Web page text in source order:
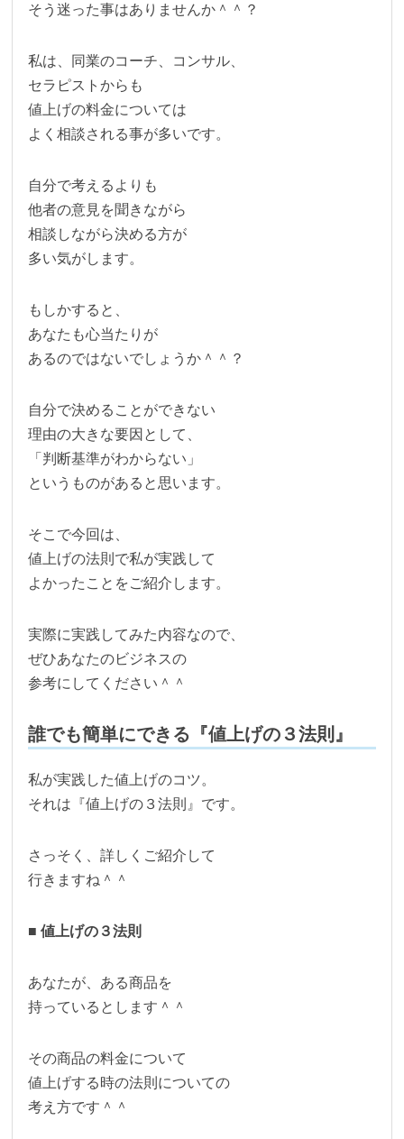
そう迷った事はありませんか＾＾？
私は、同業のコーチ、コンサル、
セラピストからも
値上げの料金については
よく相談される事が多いです。
自分で考えるよりも
他者の意見を聞きながら
相談しながら決める方が
多い気がします。
もしかすると、
あなたも心当たりが
あるのではないでしょうか＾＾？
自分で決めることができない
理由の大きな要因として、
「判断基準がわからない」
というものがあると思います。
そこで今回は、
値上げの法則で私が実践して
よかったことをご紹介します。
実際に実践してみた内容なので、
ぜひあなたのビジネスの
参考にしてください＾＾
誰でも簡単にできる『値上げの３法則』
私が実践した値上げのコツ。
それは『値上げの３法則』です。
さっそく、詳しくご紹介して
行きますね＾＾
■ 値上げの３法則
あなたが、ある商品を
持っているとします＾＾
その商品の料金について
値上げする時の法則についての
考え方です＾＾